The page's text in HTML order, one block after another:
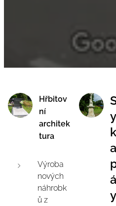
Hřbitov
ní
architek
tura
Výroba
nových
náhrobk
ů z
a
y